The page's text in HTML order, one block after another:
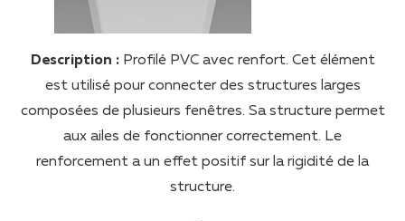
Description :Profilé PVC avec renfort. Cet élément
est utilisé pour connecter des structures larges
composées de plusieurs fenêtres. Sa structure permet
aux ailes de fonctionner correctement. Le
renforcement a un effet positif sur la rigidité de la
structure.